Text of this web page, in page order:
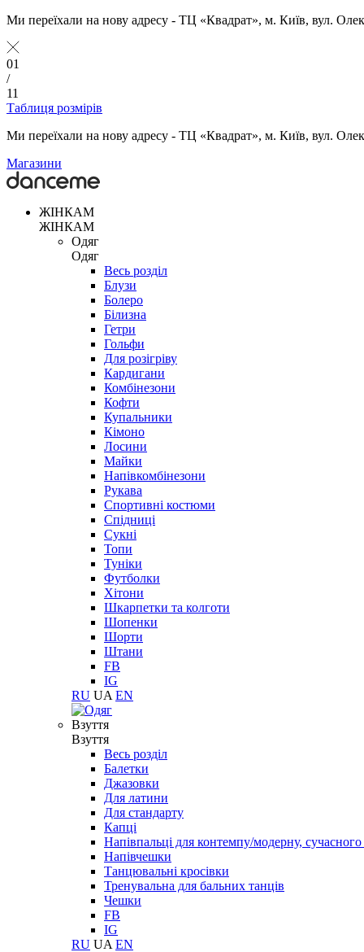
Ми переїхали на нову адресу - ТЦ «Квадрат», м. Київ, вул.
01
/
11
Таблиця розмірів
Ми переїхали на нову адресу - ТЦ «Квадрат», м. Київ, вул.
Магазини
ЖІНКАМ
ЖІНКАМ
Одяг
Одяг
Весь розділ
Блузи
Болеро
Білизна
Гетри
Гольфи
Для розігріву
Кардигани
Комбінезони
Кофти
Купальники
Кімоно
Лосини
Майки
Напівкомбінезони
Рукава
Спортивні костюми
Спідниці
Сукні
Топи
Туніки
Футболки
Хітони
Шкарпетки та колготи
Шопенки
Шорти
Штани
FB
IG
RU UA EN
Взуття
Взуття
Весь розділ
Балетки
Джазовки
Для латини
Для стандарту
Капці
Напівпальці для контемпу/модерну,
Напівчешки
Танцювальні кросівки
Тренувальна для бальних танців
Чешки
FB
IG
RU UA EN